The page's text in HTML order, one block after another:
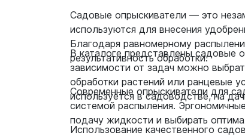
Садовые опрыскиватели — это
используются для внесения
Благодаря равномерному
результативность обработки.
В каталоге представлены садовые
зависимости от задач можно
обработки растений или ранцевые
используется в садоводстве, на
Современные опрыскиватели для
системой распыления.
подачу жидкости и выбирать
Использование качественного